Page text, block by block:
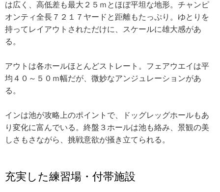
は広く、高低差も最大２５ｍとほぼ平坦な地形。チャンピ
オンティ全長７２１７ヤードと距離もたっぷり。ゆとりを
持ってレイアウトされただけに、スケールに雄大感があ
る。
アウトは各ホールほとんどストレート。フェアウエイは平
均４０～５０ｍ幅だが、微妙なアンジュレーションがあ
る。
インは池が攻略上のポイントで、ドッグレッグホールもあ
り変化に富んでいる。終盤３ホールは池も絡み、景観の美
しさもさながら、挑戦意欲が掻き立てられる。
充実した練習場・付帯施設